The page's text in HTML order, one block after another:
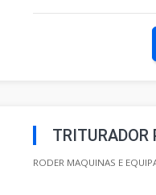
TRITURADOR
RODER MAQUINAS E